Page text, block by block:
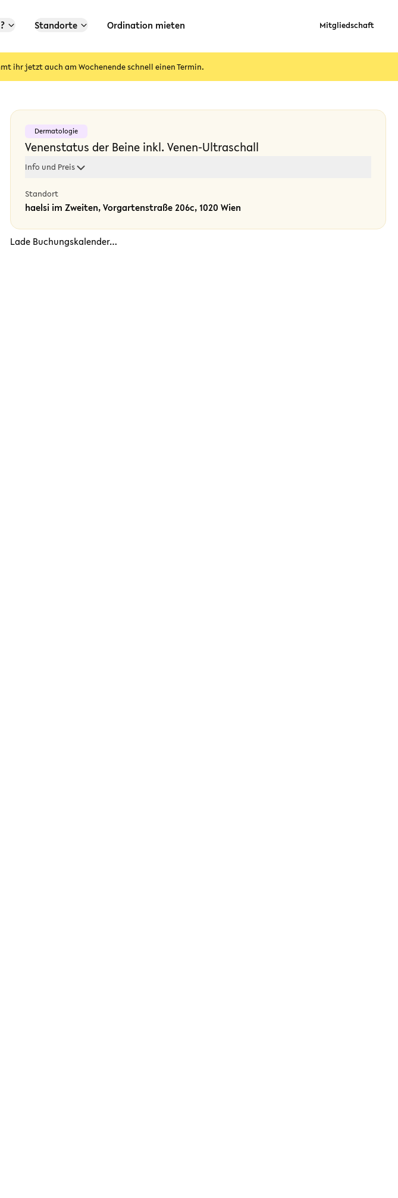
Mitgliedschaft
Standorte Ordination mieten
ihr jetzt auch am Wochenende schnell einen Termin.
Dermatologie
Venenstatus der Beine inkl. Venen-Ultraschall
Info und Preis
Standort
haelsi im Zweiten, Vorgartenstraße 206c, 1020 Wien
Lade Buchungskalender…